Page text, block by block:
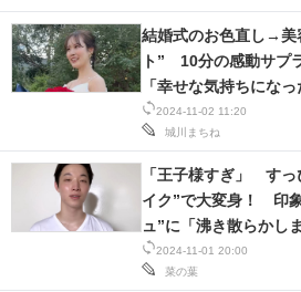
メディア
注目記事を集めた総合ページ
ITの今と未来を見通す
進化するPCとデバイスの未来
好きが集まる 比べて選べる
2024-11-02 11:20
城川まちね
結婚式のお色直し→美
ト” 10分の感動サプ
「幸せな気持ちになっ
2024-11-01 20:00
菜の葉
「王子様すぎ」 す
イク”で大変身！ 印
ュ”に「沸き散らかし